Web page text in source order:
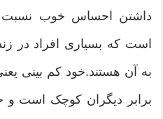
داشتن احساس خوب نسبت
است که بسیاری افراد در
به آن هستند.خود کم بینی
برابر دیگران کوچک است